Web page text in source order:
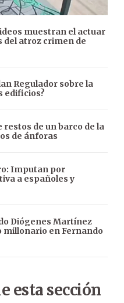
muestran el actuar
del atroz crimen de
Regulador sobre la
edificios?
restos de un barco de la
de ánforas
Imputan por
a españoles y
Diógenes Martínez
millonario en Fernando
esta sección